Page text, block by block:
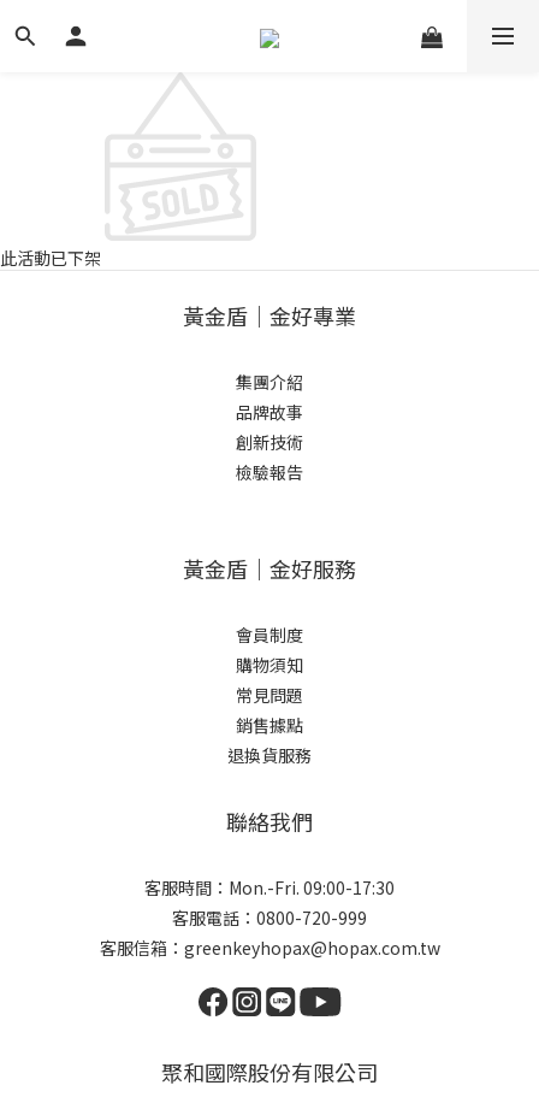
此活動已下架
黃金盾｜金好專業
集團介紹
品牌故事
創新技術
檢驗報告
黃金盾｜金好服務
會員制度
購物須知
常見問題
銷售據點
退換貨服務
聯絡我們
客服時間：Mon.-Fri. 09:00-17:30
客服電話：0800-720-999
客服信箱：greenkeyhopax@hopax.com.tw
聚和國際股份有限公司